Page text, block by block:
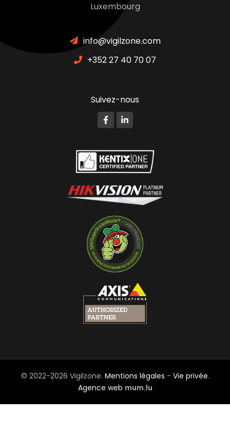
Luxembourg
info@vigilzone.com
+352 27 40 70 07
Suivez-nous
© 2022-2026 Vigilzone. Mentions légales - Vie privée.
Agence web mum.lu